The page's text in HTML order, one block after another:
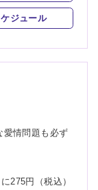
ング
オーラ
ジュール
愛情問題も必ず
275円（税込）